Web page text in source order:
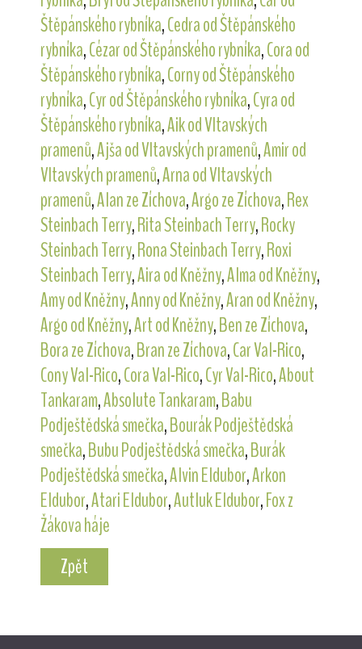
Štěpánského rybníka,Cedra od Štěpánského
rybníka,Cézar od Štěpánského rybníka,Cora od
Štěpánského rybníka,Corny od Štěpánského
rybníka,Cyr od Štěpánského rybníka,Cyra od
Štěpánského rybníka,Aik od Vltavských
pramenů,Ajša od Vltavských pramenů,Amir od
Vltavských pramenů,Arna od Vltavských
pramenů,Alan ze Zíchova,Argo ze Zíchova,Rex
Steinbach Terry,Rita Steinbach Terry,Rocky
Steinbach Terry,Rona Steinbach Terry,Roxi
Steinbach Terry,Aira od Kněžny,Alma od Kněžny,
Amy od Kněžny,Anny od Kněžny,Aran od Kněžny,
Argo od Kněžny,Art od Kněžny,Ben ze Zíchova,
Bora ze Zíchova,Bran ze Zíchova,Car Val-Rico,
Cony Val-Rico,Cora Val-Rico,Cyr Val-Rico,About
Tankaram,Absolute Tankaram,Babu
Podještědská smečka,Bourák Podještědská
smečka,Bubu Podještědská smečka,Burák
Podještědská smečka,Alvin Eldubor,Arkon
Eldubor,Atari Eldubor,Autluk Eldubor,Fox z
Žákova háje
Zpět